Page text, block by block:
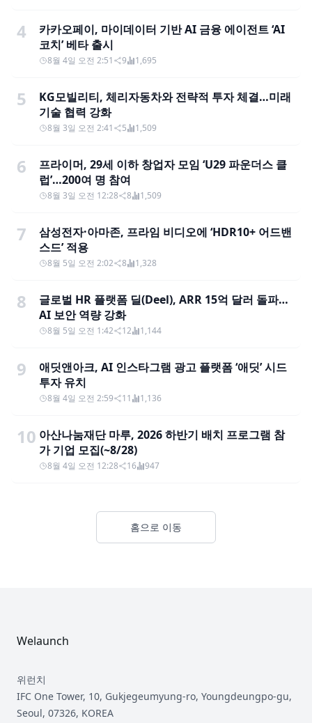
4
카카오페이, 마이데이터 기반 AI 금융 에이전트 ‘AI
코치’ 베타 출시
8월 4일 오전 2:51 9 1,695
5
KG모빌리티, 체리자동차와 전략적 투자 체결…미래
기술 협력 강화
8월 3일 오전 2:41 5 1,509
6
프라이머, 29세 이하 창업자 모임 ‘U29 파운더스 클
럽’…200여 명 참여
8월 3일 오전 12:28 8 1,509
7
삼성전자·아마존, 프라임 비디오에 ‘HDR10+ 어드밴
스드’ 적용
8월 5일 오전 2:02 8 1,328
8
글로벌 HR 플랫폼 딜(Deel), ARR 15억 달러 돌파…
AI 보안 역량 강화
8월 5일 오전 1:42 12 1,144
9
애딧앤아크, AI 인스타그램 광고 플랫폼 ‘애딧’ 시드
투자 유치
8월 4일 오전 2:59 11 1,136
10 아산나눔재단 마루, 2026 하반기 배치 프로그램 참
가 기업 모집(~8/28)
8월 4일 오전 12:28 16 947
홈으로 이동
Welaunch
위런치
IFC One Tower, 10, Gukjegeumyung-ro, Youngdeungpo-gu,
Seoul, 07326, KOREA